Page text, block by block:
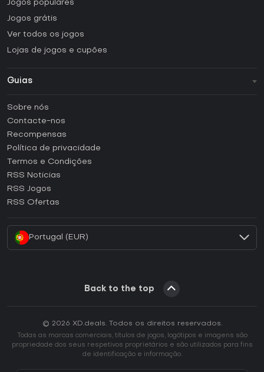
Jogos populares
Jogos grátis
Ver todos os jogos
Lojas de jogos e cupões
Guias
Como ativar uma CD Key Steam?
Como ativar uma CD Key Epic Games?
Como ativar uma CD Key GOG?
Como ativar uma CD Key Ubisoft Connect?
Sobre nós
Contacte-nos
Recompensas
Política de privacidade
Termos e Condições
RSS Noticias
RSS Jogos
RSS Ofertas
Portugal (EUR)
Back to the top
© 2026 XD.deals. Todos os direitos reservados.
Todas as marcas comerciais, títulos de jogos, logótipos e imagens são
propriedade dos seus respetivos proprietários e são utilizados para fins
de identificação e informação.